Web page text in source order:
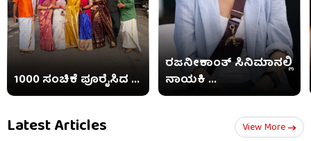
1000 ಸಂಚಿಕೆ ಪೂರೈಸಿದ ...
ರಜನೀಕಾಂತ್ ಸಿನಿಮಾನಲ್ಲಿ
ನಾಯಕಿ ...
Latest Articles View More